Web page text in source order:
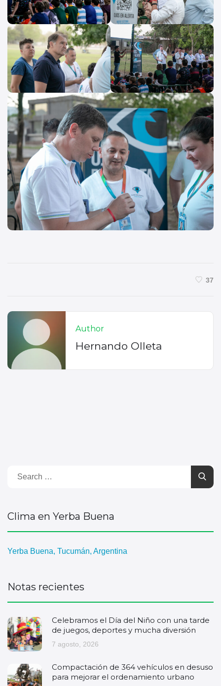
37
Author
Hernando Olleta
Clima en Yerba Buena
Yerba Buena, Tucumán, Argentina
Notas recientes
Celebramos el Día del Niño con una tarde
de juegos, deportes y mucha diversión
7 agosto, 2026
Compactación de 364 vehículos en desuso
para mejorar el ordenamiento urbano